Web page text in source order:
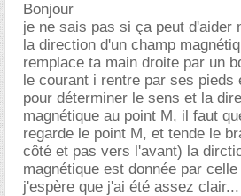
Bonjour
je ne sais pas si ça peut d'aider
la direction d'un champ
remplace ta main droite par un
le courant i rentre par ses pieds
pour déterminer le sens et la
magnétique au point M, il faut
regarde le point M, et tende le
côté et pas vers l'avant) la
magnétique est donnée par
j'espère que j'ai été assez clair...